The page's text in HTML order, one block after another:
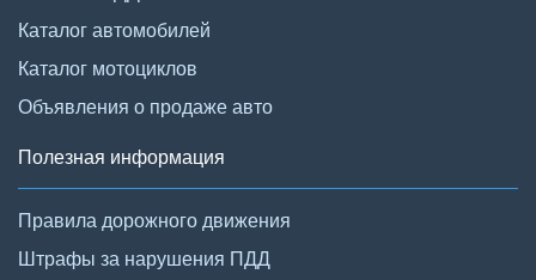
Каталог автомобилей
Каталог мотоциклов
Объявления о продаже авто
Полезная информация
Правила дорожного движения
Штрафы за нарушения ПДД